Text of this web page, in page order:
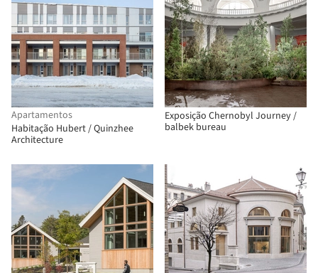
Apartamentos
Habitação Hubert / Quinzhee
Architecture
Exposição Chernobyl Journey /
balbek bureau